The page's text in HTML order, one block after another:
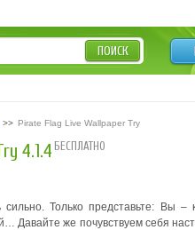
ПОИСК
>> Pirate Flag Live Wallpaper Try
4.1.4 БЕСПЛАТНО
Только представьте: Вы –
Давайте же почувствуем себя